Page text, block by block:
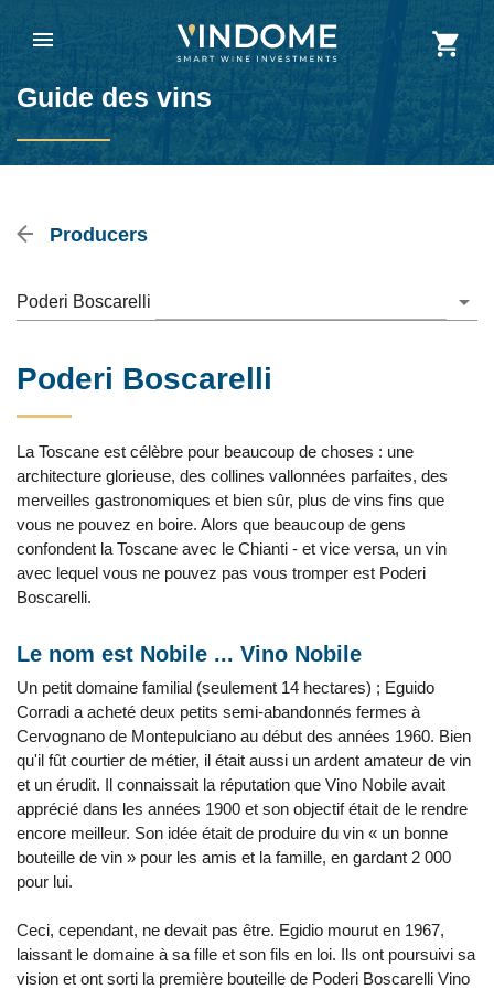
Guide des vins
Producers
Poderi Boscarelli
Poderi Boscarelli
La Toscane est célèbre pour beaucoup de choses : une
architecture glorieuse, des collines vallonnées parfaites, des
merveilles gastronomiques et bien sûr, plus de vins fins que
vous ne pouvez en boire. Alors que beaucoup de gens
confondent la Toscane avec le Chianti - et vice versa, un vin
avec lequel vous ne pouvez pas vous tromper est Poderi
Boscarelli.
Le nom est Nobile ... Vino Nobile
Un petit domaine familial (seulement 14 hectares) ; Eguido
Corradi a acheté deux petits semi-abandonnés fermes à
Cervognano de Montepulciano au début des années 1960. Bien
qu'il fût courtier de métier, il était aussi un ardent amateur de vin
et un érudit. Il connaissait la réputation que Vino Nobile avait
apprécié dans les années 1900 et son objectif était de le rendre
encore meilleur. Son idée était de produire du vin « un bonne
bouteille de vin » pour les amis et la famille, en gardant 2 000
pour lui.
Ceci, cependant, ne devait pas être. Egidio mourut en 1967,
laissant le domaine à sa fille et son fils en loi. Ils ont poursuivi sa
vision et ont sorti la première bouteille de Poderi Boscarelli Vino